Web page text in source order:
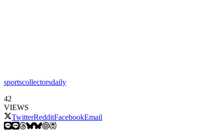
sportscollectorsdaily
42
VIEWS
TwitterRedditFacebookEmail